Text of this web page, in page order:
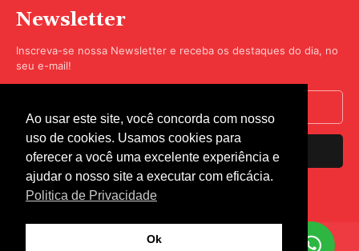
Newsletter
Inscreva-se nossa Newsletter e receba os destaques do dia, no
seu e-mail!
Inscrever-se
Nós respeitamos sua privacidade.
© Rádio Coração 2023 - Todos os direitos reservados - Termos de
Ao usar este site, você concorda com nosso
uso de cookies. Usamos cookies para
oferecer a você uma excelente experiência e
ajudar o nosso site a executar com eficácia.
Politica de Privacidade
Ok